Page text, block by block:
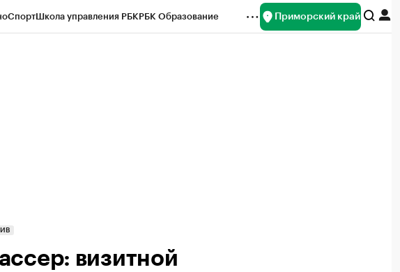
СпортШкола управления РБКРБК Образование Приморский край
визитной